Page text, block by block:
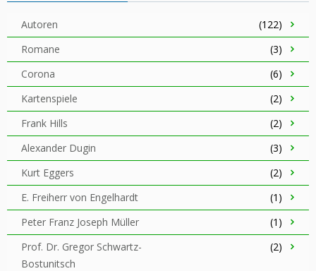
Autoren
(122)
Romane
(3)
Corona
(6)
Kartenspiele
(2)
Frank Hills
(2)
Alexander Dugin
(3)
Kurt Eggers
(2)
E. Freiherr von Engelhardt
(1)
Peter Franz Joseph Müller
(1)
Prof. Dr. Gregor Schwartz-
Bostunitsch
(2)